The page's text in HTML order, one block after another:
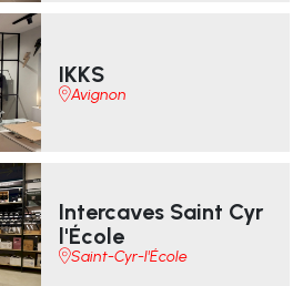
IKKS
Avignon
Intercaves Saint Cyr
l'École
Saint-Cyr-l'École